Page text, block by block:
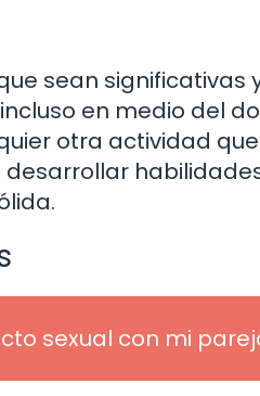
sean significativas
en medio del
otra actividad
sexual con mi